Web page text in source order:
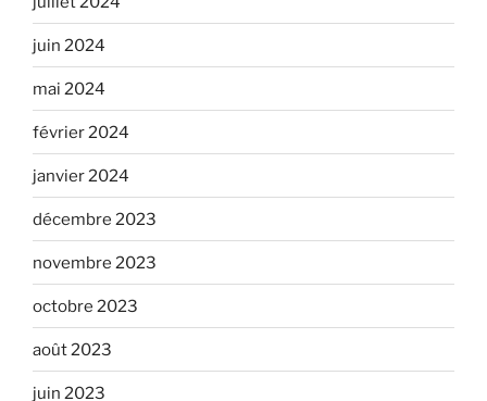
juin 2024
mai 2024
février 2024
janvier 2024
décembre 2023
novembre 2023
octobre 2023
août 2023
juin 2023